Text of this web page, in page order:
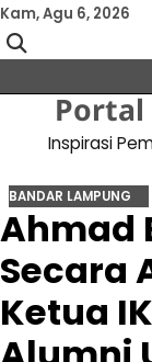
Skip
to
content
Kam, Agu 6, 2026
Inspirasi
BANDAR LAMPUNG
Ahmad
Secara
Ketua